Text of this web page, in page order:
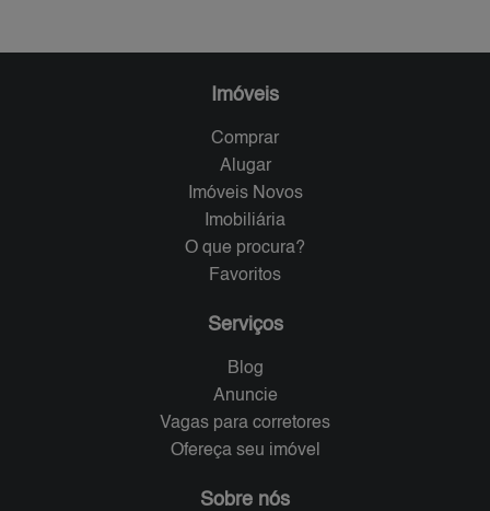
Imóveis
Comprar
Alugar
Imóveis Novos
Imobiliária
O que procura?
Favoritos
Serviços
Blog
Anuncie
Vagas para corretores
Ofereça seu imóvel
Sobre nós